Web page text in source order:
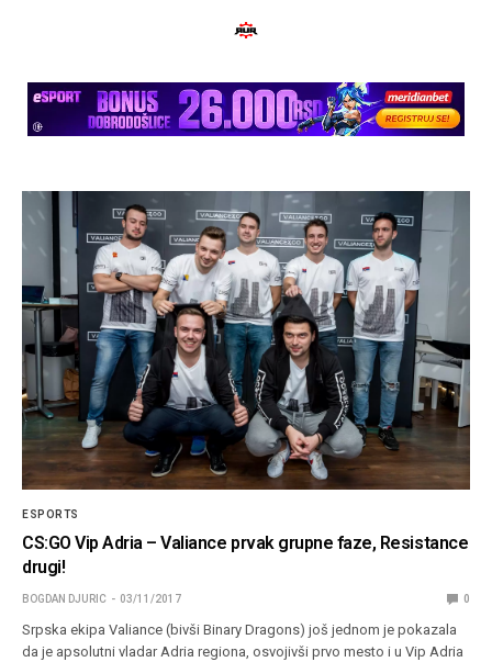
ESPORTS
CS:GO Vip Adria – Valiance prvak grupne faze, Resistance
drugi!
BOGDAN DJURIC 03/11/2017 0
Srpska ekipa Valiance (bivši Binary Dragons) još jednom je pokazala
da je apsolutni vladar Adria regiona, osvojivši prvo mesto i u Vip Adria